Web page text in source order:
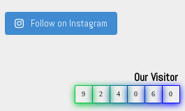
Follow on Instagram
Our Visitor
9 2 4 0 6 0